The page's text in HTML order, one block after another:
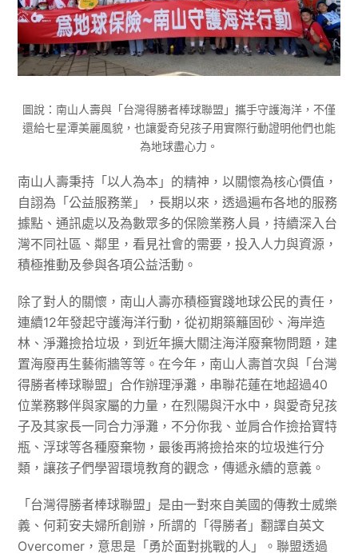
圖說：南山人壽與「台灣得勝者棒球聯盟」攜手守護海洋，不僅
還給七星潭美麗風貌，也讓愛奇兒孩子用實際行動證明他們也能
為地球盡心力。
南山人壽秉持「以人為本」的精神，以關懷為核心價值，
自詡為「公益服務業」，長期以來，透過遍布各地的服務
據點、通訊處以及為數眾多的保險業務人員，持續深入台
灣不同社區、鄰里，看見社會的需要，投入人力與資源，
積極推動及參與各項公益活動。
除了對人的關懷，南山人壽亦積極實踐地球公民的責任，
連續12年發起守護海洋行動，從初期築籬固砂、海岸造
林、淨灘撿拾垃圾，到近年擴大關注海洋廢棄物問題，建
置海廢再生藝術牆等等。在今年，南山人壽首次與「台灣
得勝者棒球聯盟」合作辦理淨灘，串聯花蓮在地超過40
位業務夥伴與家屬的力量，在烈陽與汗水中，與愛奇兒孩
子及其家長一同合力淨灘，不分你我、並肩合作撿拾寶特
瓶、浮球等各種廢棄物，最後再將撿拾來的垃圾進行分
類，讓孩子們學習環境教育的觀念，傳遞永續的意義。
「台灣得勝者棒球聯盟」是由一對來自美國的傳教士威樂
義、何莉安夫婦所創辦，所謂的「得勝者」翻譯自英文
Overcomer，意思是「勇於面對挑戰的人」。聯盟透過